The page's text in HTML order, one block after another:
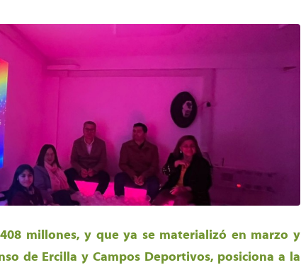
millones, y que ya se materializó en marzo y
de Ercilla y Campos Deportivos, posiciona a la